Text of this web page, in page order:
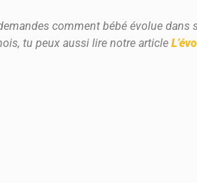
comment bébé évolue dans
tu peux aussi lire notre article